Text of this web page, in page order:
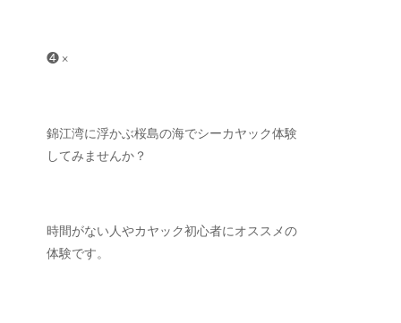
❹ ×
錦江湾に浮かぶ桜島の海でシーカヤック体験
してみませんか？
時間がない人やカヤック初心者にオススメの
体験です。